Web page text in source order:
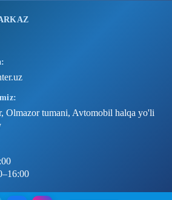
Olmazor tumani, Avtomobil halqa yo'li